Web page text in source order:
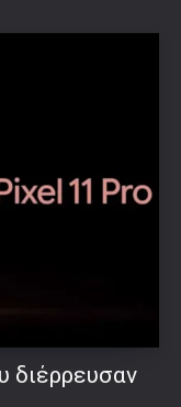
διέρρευσαν